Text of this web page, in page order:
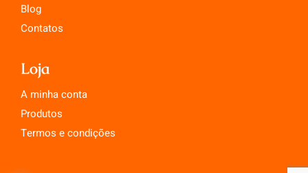
Blog
Contatos
Loja
A minha conta
Produtos
Termos e condições